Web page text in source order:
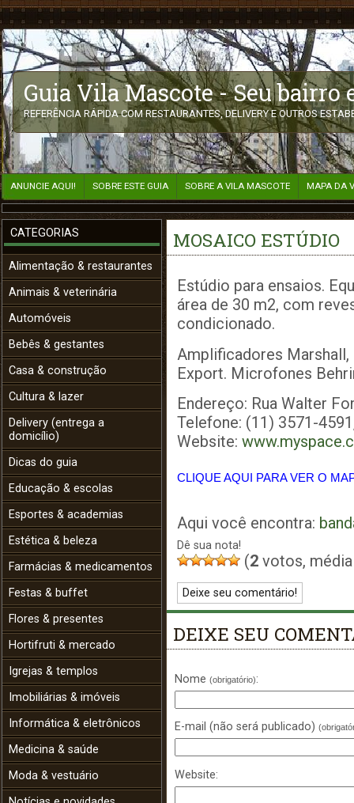
Guia Vila Mascote - Seu bairro
REFERÊNCIA RÁPIDA COM RESTAURANTES, DELIVERY E OUTROS
ANUNCIE AQUI! SOBRE ESTE GUIA SOBRE A VILA MASCOTE MAPA DA
CATEGORIAS
Alimentação & restaurantes
Animais & veterinária
Automóveis
Bebês & gestantes
Casa & construção
Cultura & lazer
Delivery (entrega a
domicílio)
Dicas do guia
Educação & escolas
Esportes & academias
Estética & beleza
Farmácias & medicamentos
Festas & buffet
Flores & presentes
Hortifruti & mercado
Igrejas & templos
Imobiliárias & imóveis
Informática & eletrônicos
Medicina & saúde
Moda & vestuário
MOSAICO ESTÚDIO
Estúdio para ensaios.
área de 30 m2, com
condicionado.
Amplificadores Marshall,
Export. Microfones
Endereço: Rua Walter
Telefone: (11) 3571-
Website:
CLIQUE AQUI PARA VER O
Aqui você encontra:
Dê sua nota!
(2 votos,
Deixe seu comentário!
DEIXE SEU
Nome (obrigatório):
E-mail (não será publicado)
Website: